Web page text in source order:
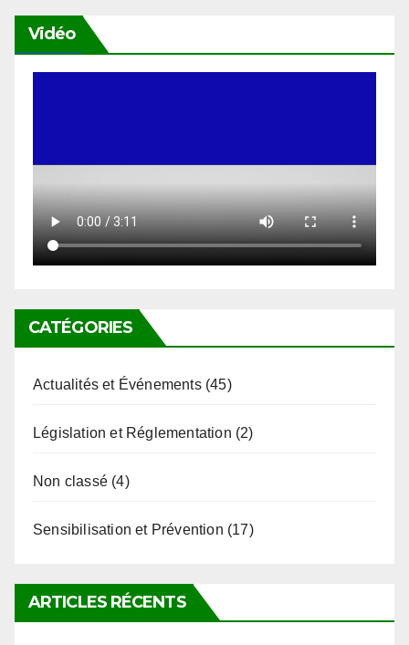
Vidéo
CATÉGORIES
ARTICLES RÉCENTS